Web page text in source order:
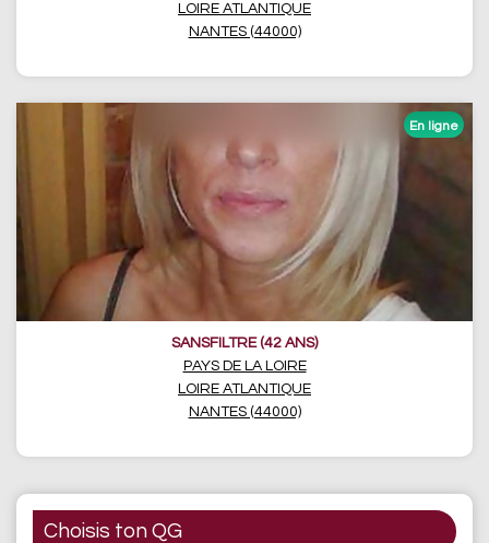
LOIRE ATLANTIQUE
NANTES (44000)
SANSFILTRE (42 ANS)
PAYS DE LA LOIRE
LOIRE ATLANTIQUE
NANTES (44000)
Choisis ton QG